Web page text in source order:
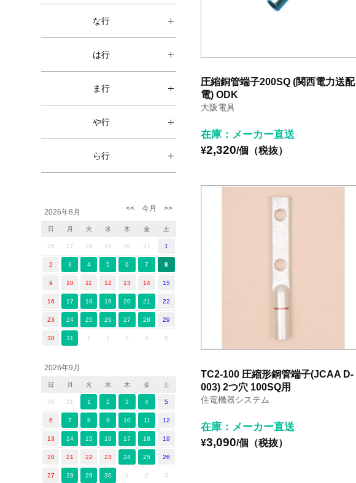
圧縮銅管端子200SQ (関西電力送配
電) ODK
大阪電具
在庫：メーカー直送
¥2,320/個（税抜）
TC2-100 圧縮形銅管端子(JCAA D-
003) 2つ穴 100SQ用
住電機器システム
在庫：メーカー直送
¥3,090/個（税抜）
な行
は行
ま行
や行
ら行
2026年8月
日 月 火 水 木 金 土
26 27 28 29 30 31 1
2 3 4 5 6 7 8
9 10 11 12 13 14 15
16 17 18 19 20 21 22
23 24 25 26 27 28 29
30 31 1 2 3 4 5
2026年9月
日 月 火 水 木 金 土
30 31 1 2 3 4 5
6 7 8 9 10 11 12
13 14 15 16 17 18 19
20 21 22 23 24 25 26
27 28 29 30 1 2 3